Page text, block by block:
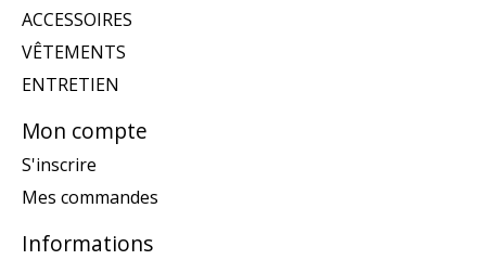
ACCESSOIRES
VÊTEMENTS
ENTRETIEN
Mon compte
S'inscrire
Mes commandes
Informations